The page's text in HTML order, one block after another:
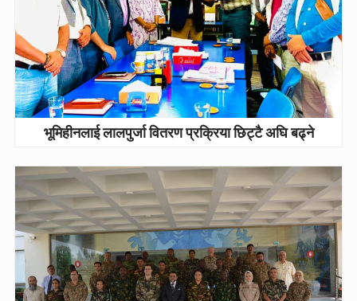
भूमिहीनलाई लालपुर्जा वितरण प्रक्रिया छिट्टै अघि बढ्ने